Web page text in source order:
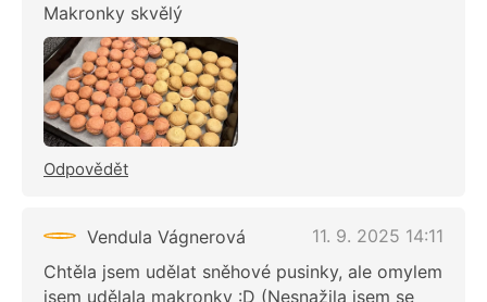
Makronky skvělý
Odpovědět
Vendula Vágnerová
11. 9. 2025 14:11
Chtěla jsem udělat sněhové pusinky, ale omylem
jsem udělala makronky :D (Nesnažila jsem se